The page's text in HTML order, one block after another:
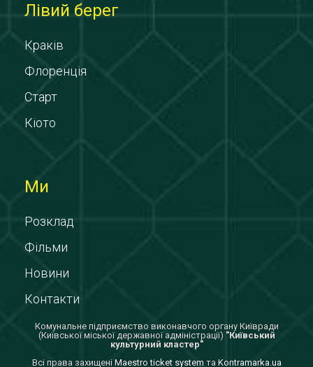
Лівий берег
Краків
Флоренція
Старт
Кіото
Ми
Розклад
Фільми
Новини
Контакти
Комунальне підприємство виконавчого органу Київради
(Київської міської державної адміністрації) "Київський
культурний кластер"
Всi права захищенi Maestro ticket system та Kontramarka.ua